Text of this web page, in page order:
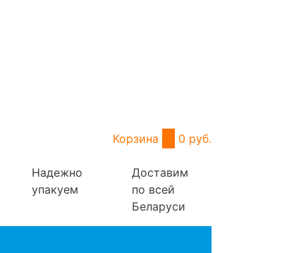
Корзина 0 руб.
Надежно
упакуем
Доставим
по всей
Беларуси